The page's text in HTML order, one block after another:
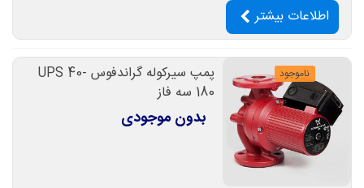
اطلاعات بیشتر
ناموجود
پمپ سیرکوله گراندفوس UPS 40-
180 سه فاز
بدون موجودی